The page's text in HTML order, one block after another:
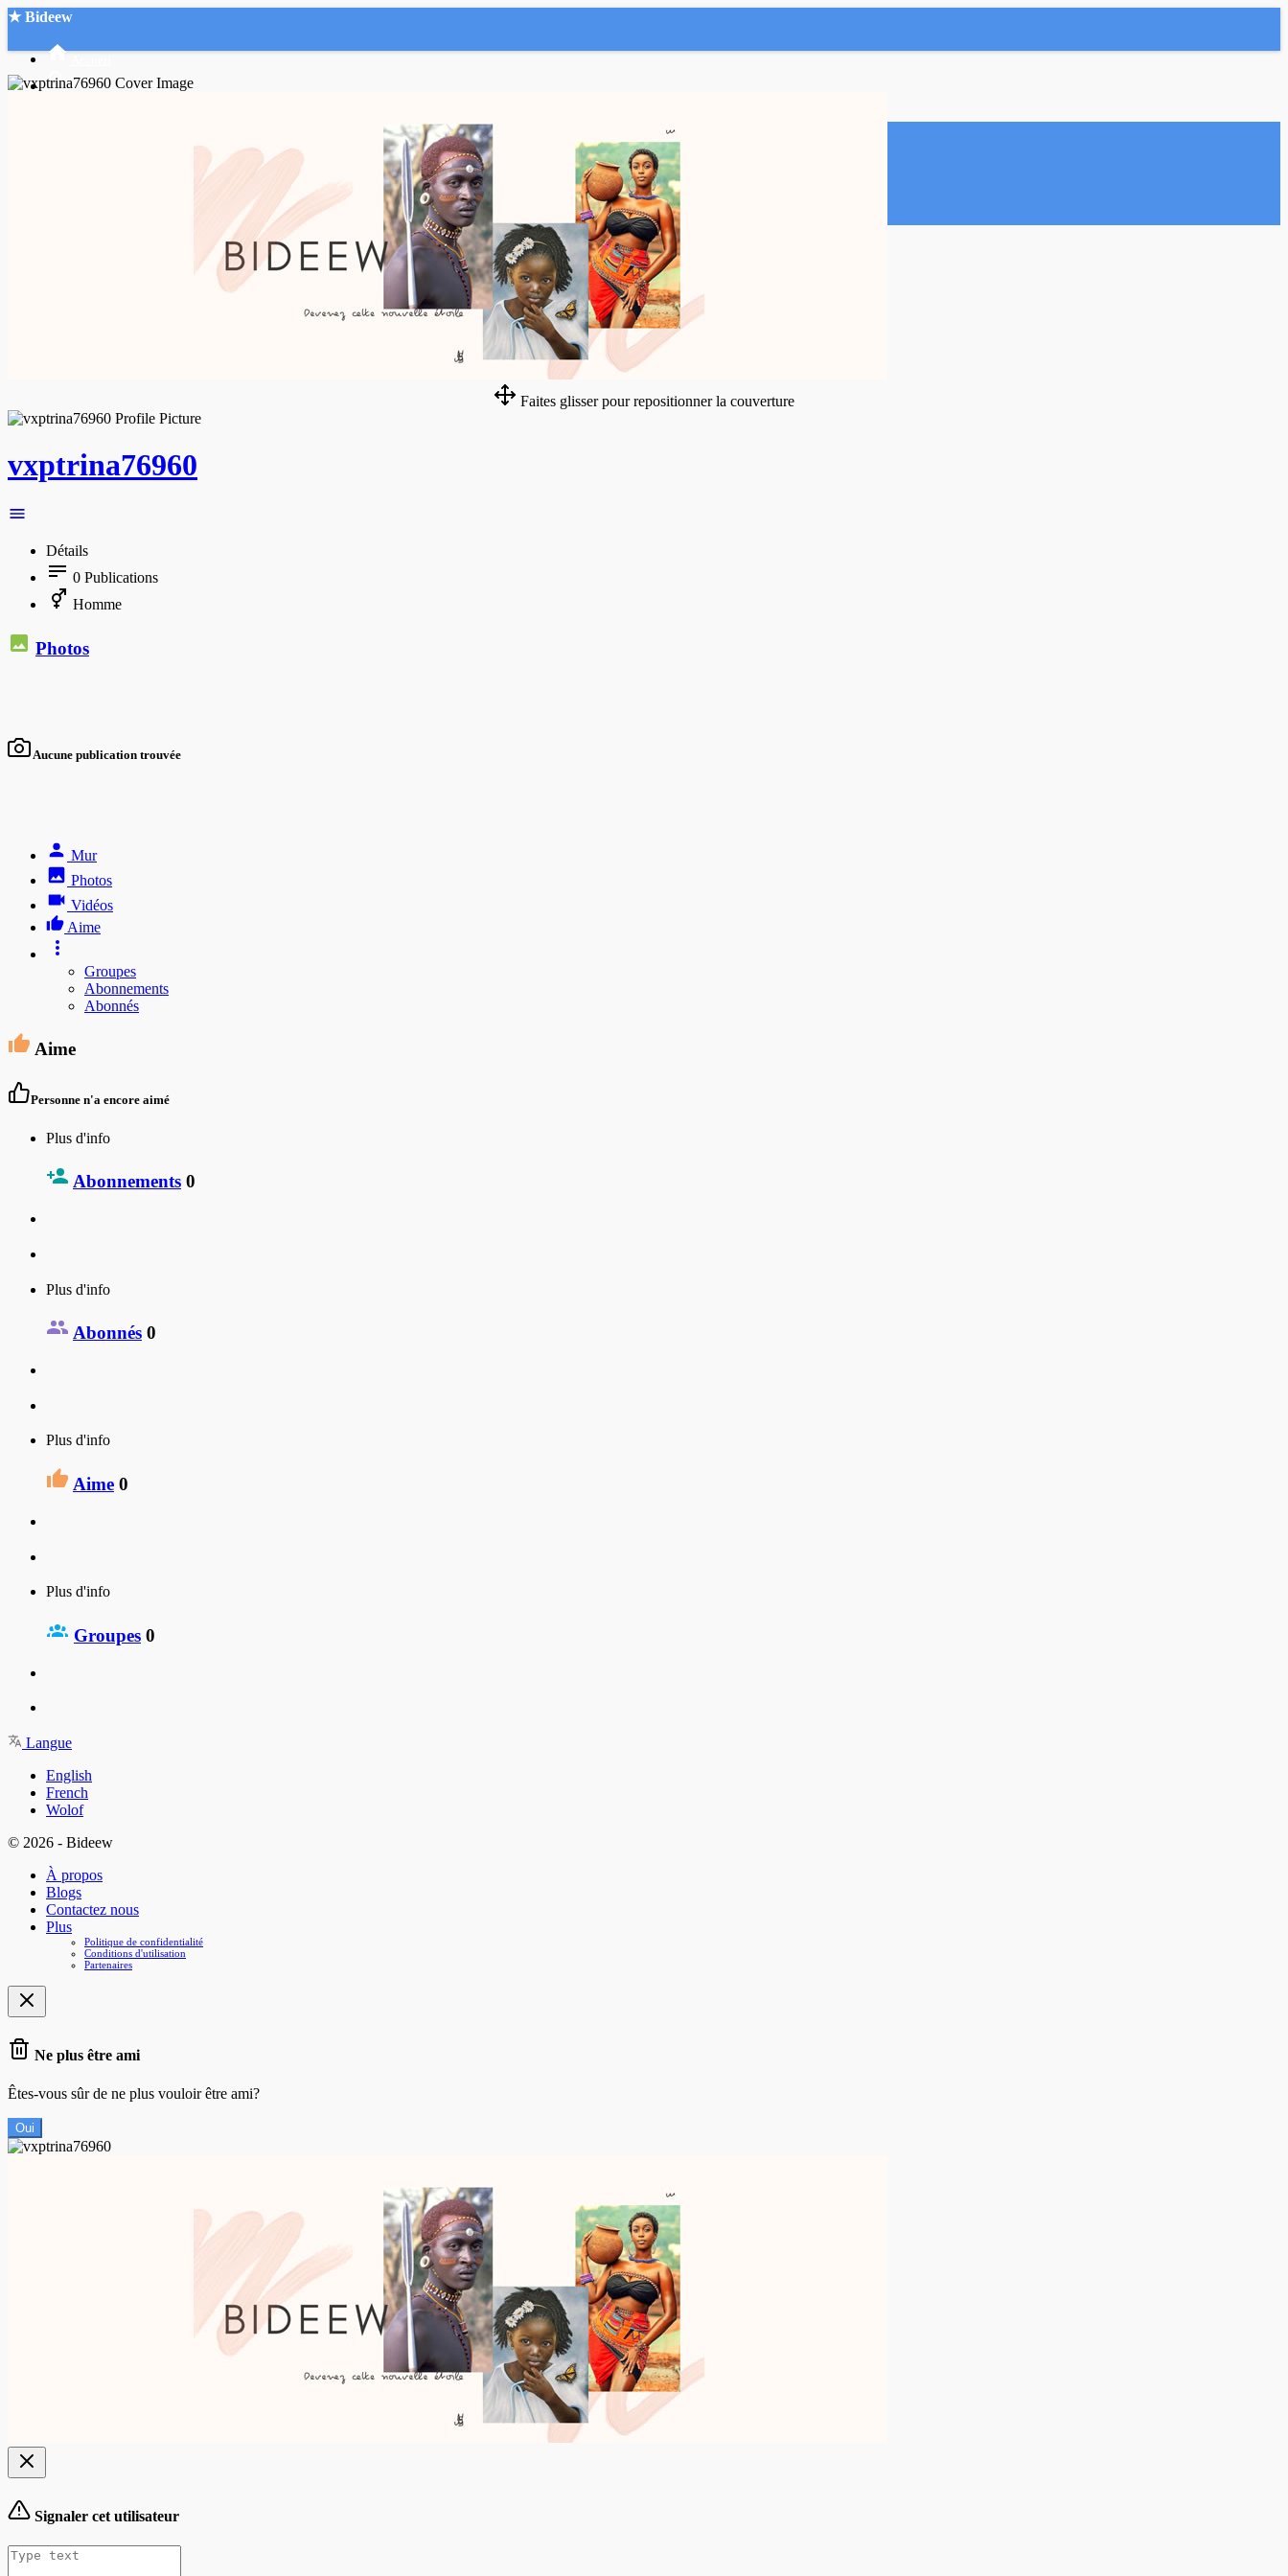
★ Bideew
Faites glisser pour repositionner la couverture
vxptrina76960
Détails
0 Publications
Homme
Photos
Aucune publication trouvée
Mur
Photos
Vidéos
Aime
Groupes
Abonnements
Abonnés
Aime
Personne n'a encore aimé
Plus d'info
Abonnements 0
Plus d'info
Abonnés 0
Plus d'info
Aime 0
Plus d'info
Groupes 0
Langue
English
French
Wolof
© 2026 - Bideew
À propos
Blogs
Contactez nous
Plus
Politique de confidentialité
Conditions d'utilisation
Partenaires
Ne plus être ami
Êtes-vous sûr de ne plus vouloir être ami?
Oui
Signaler cet utilisateur